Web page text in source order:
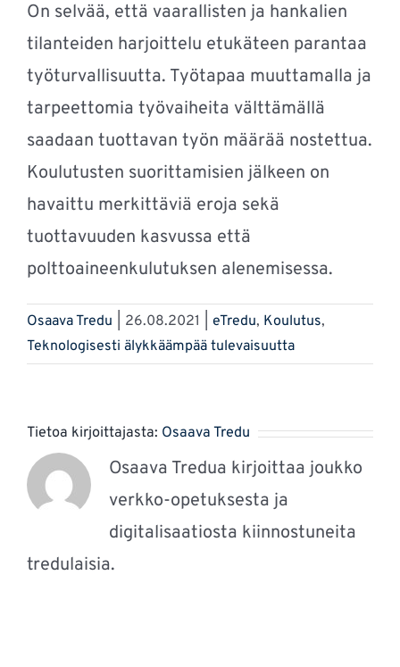
On selvää, että vaarallisten ja hankalien
tilanteiden harjoittelu etukäteen parantaa
työturvallisuutta. Työtapaa muuttamalla ja
tarpeettomia työvaiheita välttämällä
saadaan tuottavan työn määrää nostettua.
Koulutusten suorittamisien jälkeen on
havaittu merkittäviä eroja sekä
tuottavuuden kasvussa että
polttoaineenkulutuksen alenemisessa.
Osaava Tredu 26.08.2021 eTredu, Koulutus,
Teknologisesti älykkäämpää tulevaisuutta
Tietoa kirjoittajasta: Osaava Tredu
Osaava Tredua kirjoittaa joukko
verkko-opetuksesta ja
digitalisaatiosta kiinnostuneita
tredulaisia.